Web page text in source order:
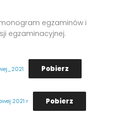
egzaminów i
egzaminacyjnej.
Pobierz
2021 r Pobierz